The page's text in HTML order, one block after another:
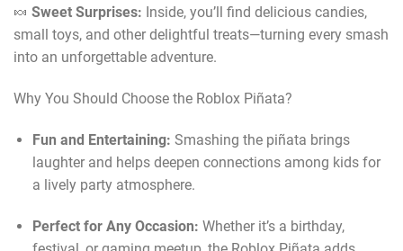
🍬 Sweet Surprises: Inside, you’ll find delicious candies,
small toys, and other delightful treats—turning every smash
into an unforgettable adventure.
Why You Should Choose the Roblox Piñata?
Fun and Entertaining: Smashing the piñata brings
laughter and helps deepen connections among kids for
a lively party atmosphere.
Perfect for Any Occasion: Whether it’s a birthday,